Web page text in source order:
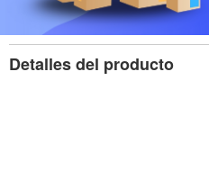
Detalles del producto